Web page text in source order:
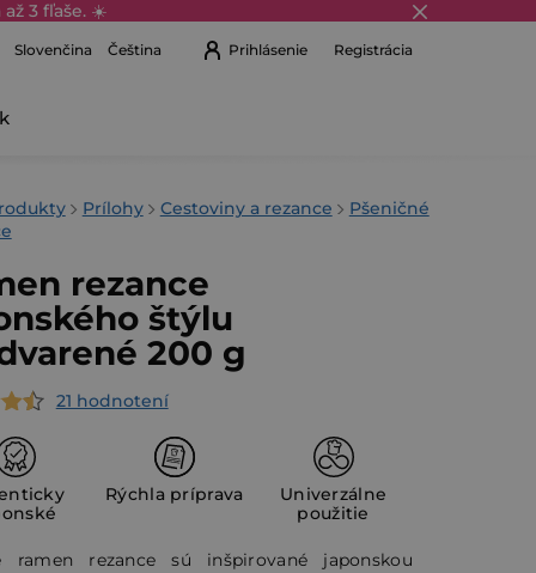
3 fľaše. ☀️
Slovenčina Čeština Prihlásenie Registrácia
Nákupný
Prílohy Cestoviny a rezance
Pšeničné
rezance
štýlu
200 g
21 hodnotení
Rýchla príprava
Univerzálne
použitie
ramen rezance sú inšpirované japonskou